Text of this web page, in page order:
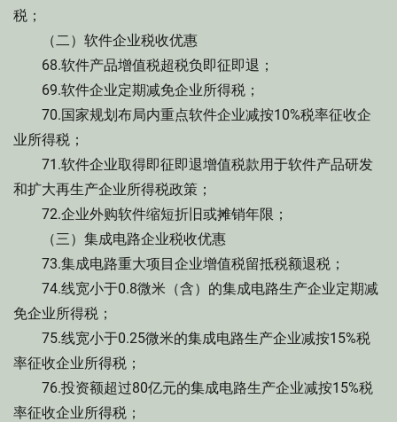
税；
（二）软件企业税收优惠
68.软件产品增值税超税负即征即退；
69.软件企业定期减免企业所得税；
70.国家规划布局内重点软件企业减按10%税率征收企
业所得税；
71.软件企业取得即征即退增值税款用于软件产品研发
和扩大再生产企业所得税政策；
72.企业外购软件缩短折旧或摊销年限；
（三）集成电路企业税收优惠
73.集成电路重大项目企业增值税留抵税额退税；
74.线宽小于0.8微米（含）的集成电路生产企业定期减
免企业所得税；
75.线宽小于0.25微米的集成电路生产企业减按15%税
率征收企业所得税；
76.投资额超过80亿元的集成电路生产企业减按15%税
率征收企业所得税；